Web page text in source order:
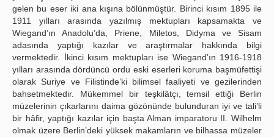
gelen bu eser iki ana kışına bölünmüştür. Birinci kısım 1895 ile
1911 yılları arasında yazılmış mektupları kapsamakta ve
Wiegand’ın Anadolu’da, Priene, Miletos, Didyma ve Sisam
adasında yaptığı kazılar ve araştırmalar hakkında bilgi
vermektedir. İkinci kısım mektupları ise Wiegand’ın 1916-1918
yılları arasında dördüncü ordu eski eserleri koruma başmüfettişi
olarak Suriye ve Filistinde’ki bilimsel faaliyeti ve gezilerinden
bahsetmektedir. Mükemmel bir teşkilâtçı, temsil ettiği Berlin
müzelerinin çıkarlarını daima gözönünde bulunduran iyi ve tali’li
bir hâfir, yaptığı kazılar için başta Alman imparatoru II. Wilhelm
olmak üzere Berlin’deki yüksek makamların ve bilhassa müzeler